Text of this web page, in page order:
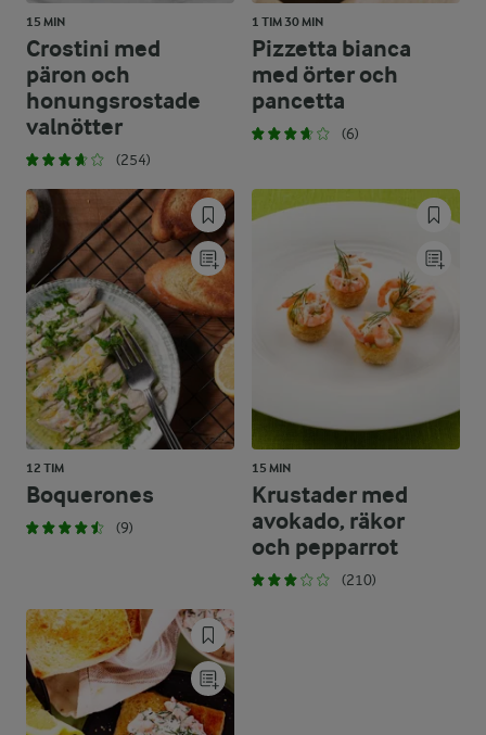
15 MIN
Crostini med
päron och
honungsrostade
valnötter
(254)
1 TIM 30 MIN
Pizzetta bianca
med örter och
pancetta
(6)
12 TIM
Boquerones
(9)
15 MIN
Krustader med
avokado, räkor
och pepparrot
(210)